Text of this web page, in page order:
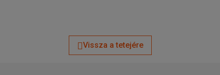
Vissza a tetejére